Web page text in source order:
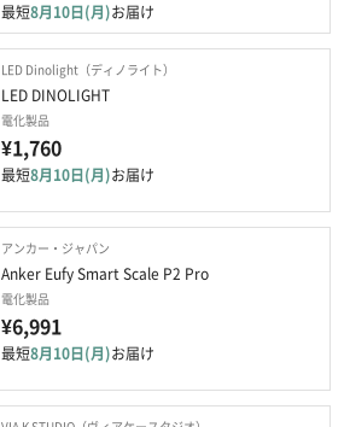
最短8月10日(月)お届け
LED Dinolight（ディノライト）
LED DINOLIGHT
電化製品
¥1,760
最短8月10日(月)お届け
アンカー・ジャパン
Anker Eufy Smart Scale P2 Pro
電化製品
¥6,991
最短8月10日(月)お届け